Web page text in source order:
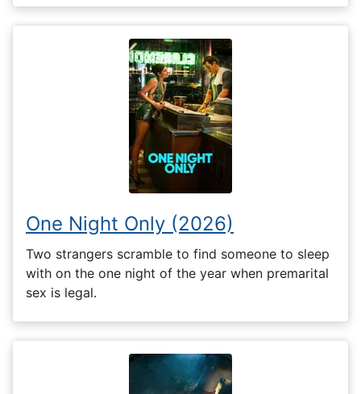
One Night Only (2026)
Two strangers scramble to find someone to sleep
with on the one night of the year when premarital
sex is legal.